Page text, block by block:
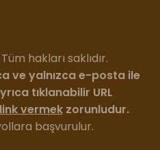
hakları saklıdır.
ve yalnızca e-posta ile
tıklanabilir URL
link vermekzorunludur.
başvurulur.